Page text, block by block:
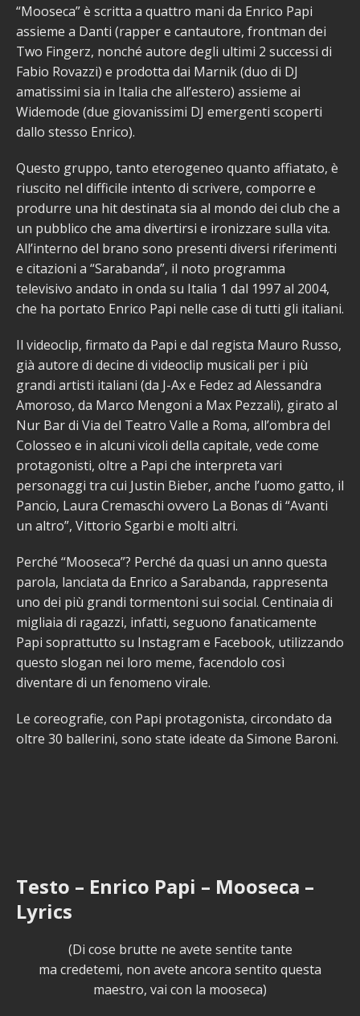
“Mooseca” è scritta a quattro mani da Enrico Papi
assieme a Danti (rapper e cantautore, frontman dei
Two Fingerz, nonché autore degli ultimi 2 successi di
Fabio Rovazzi) e prodotta dai Marnik (duo di DJ
amatissimi sia in Italia che all’estero) assieme ai
Widemode (due giovanissimi DJ emergenti scoperti
dallo stesso Enrico).
Questo gruppo, tanto eterogeneo quanto affiatato, è
riuscito nel difficile intento di scrivere, comporre e
produrre una hit destinata sia al mondo dei club che a
un pubblico che ama divertirsi e ironizzare sulla vita.
All’interno del brano sono presenti diversi riferimenti
e citazioni a “Sarabanda”, il noto programma
televisivo andato in onda su Italia 1 dal 1997 al 2004,
che ha portato Enrico Papi nelle case di tutti gli italiani.
Il videoclip, firmato da Papi e dal regista Mauro Russo,
già autore di decine di videoclip musicali per i più
grandi artisti italiani (da J-Ax e Fedez ad Alessandra
Amoroso, da Marco Mengoni a Max Pezzali), girato al
Nur Bar di Via del Teatro Valle a Roma, all’ombra del
Colosseo e in alcuni vicoli della capitale, vede come
protagonisti, oltre a Papi che interpreta vari
personaggi tra cui Justin Bieber, anche l’uomo gatto, il
Pancio, Laura Cremaschi ovvero La Bonas di “Avanti
un altro”, Vittorio Sgarbi e molti altri.
Perché “Mooseca”? Perché da quasi un anno questa
parola, lanciata da Enrico a Sarabanda, rappresenta
uno dei più grandi tormentoni sui social. Centinaia di
migliaia di ragazzi, infatti, seguono fanaticamente
Papi soprattutto su Instagram e Facebook, utilizzando
questo slogan nei loro meme, facendolo così
diventare di un fenomeno virale.
Le coreografie, con Papi protagonista, circondato da
oltre 30 ballerini, sono state ideate da Simone Baroni.
Testo – Enrico Papi – Mooseca –
Lyrics
(Di cose brutte ne avete sentite tante
ma credetemi, non avete ancora sentito questa
maestro, vai con la mooseca)